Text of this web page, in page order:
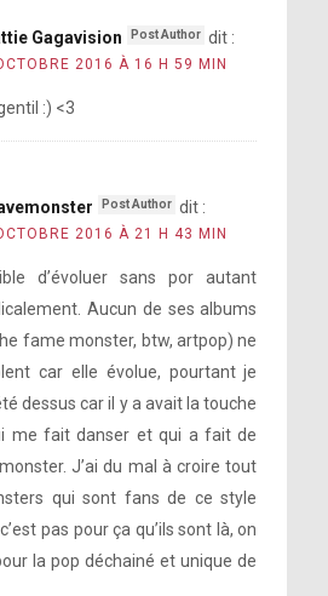
Gagavision dit :
2016 À 16 H 59 MIN
:) <3
dit :
2016 À 21 H 43 MIN
d’évoluer sans por autant
Aucun de ses albums
fame monster, btw, artpop) ne
car elle évolue, pourtant je
dessus car il y a avait la touche
me fait danser et qui a fait de
J’ai du mal à croire tout
qui sont fans de ce style
pas pour ça qu’ils sont là, on
la pop déchainé et unique de